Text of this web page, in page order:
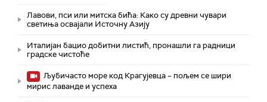
Лавови, пси или митска бића: Како су древни чувари
светиња освајали Источну Азију
Италијан бацио добитни листић, пронашли га радници
градске чистоће
Љубичасто море код Крагујевца – пољем се шири
мирис лаванде и успеха